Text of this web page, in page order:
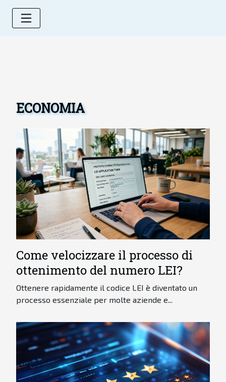
ECONOMIA
Come velocizzare il processo di
ottenimento del numero LEI?
Ottenere rapidamente il codice LEI è diventato un
processo essenziale per molte aziende e...